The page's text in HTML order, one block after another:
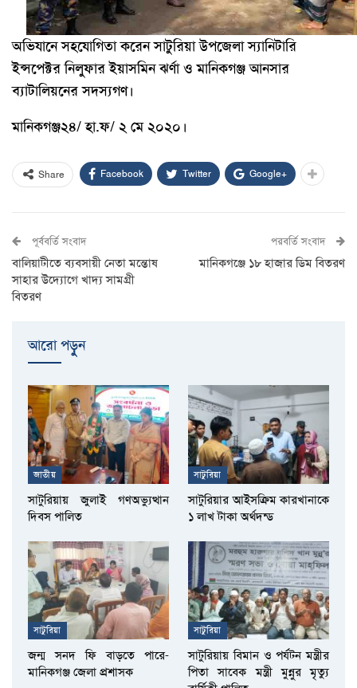
অভিযানে সহযোগিতা করেন সাটুরিয়া উপজেলা স্যানিটারি
ইন্সপেক্টর নিলুফার ইয়াসমিন ঝর্ণা ও মানিকগঞ্জ আনসার
ব্যাটালিয়নের সদস্যগণ।
মানিকগঞ্জ২৪/ হা.ফ/ ২ মে ২০২০।
Share Facebook Twitter Google+
পূর্ববর্তি সংবাদ
বালিয়াটীতে ব্যবসায়ী নেতা মন্তোষ
সাহার উদ্যোগে খাদ্য সামগ্রী
বিতরণ
পরবর্তি সংবাদ
মানিকগঞ্জে ১৮ হাজার ডিম বিতরণ
আরো পড়ুুন
জাতীয়
সাটুরিয়ায় জুলাই গণঅভ্যুত্থান
দিবস পালিত
সাটুরিয়া
সাটুরিয়ার আইসক্রিম কারখানাকে
১ লাখ টাকা অর্থদন্ড
সাটুরিয়া
জন্ম সনদ ফি বাড়তে পারে-
মানিকগঞ্জ জেলা প্রশাসক
সাটুরিয়া
সাটুরিয়ায় বিমান ও পর্যটন মন্ত্রীর
পিতা সাবেক মন্ত্রী মুন্নুর মৃত্যু